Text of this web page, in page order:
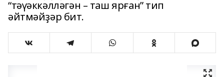
“тәүәккәлләгән – таш ярған” тип
әйтмәйҙәр бит.